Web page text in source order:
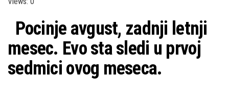
Pocinje avgust, zadnji letnji
mesec. Evo sta sledi u prvoj
sedmici ovog meseca.